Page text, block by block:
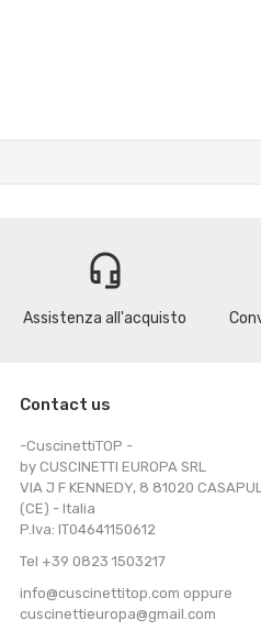
headset_mic
Assistenza all'acquisto
Contact us
-CuscinettiTOP -
by CUSCINETTI EUROPA SRL
VIA J F KENNEDY, 8 81020
(CE) - Italia
P.Iva: IT04641150612
Tel +39 0823 1503217
info@cuscinettitop.com oppure
cuscinettieuropa@gmail.com